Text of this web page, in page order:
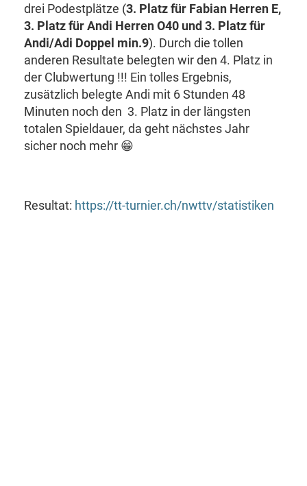
drei Podestplätze (3. Platz für Fabian Herren E,
3. Platz für Andi Herren O40 und 3. Platz für
Andi/Adi Doppel min.9). Durch die tollen
anderen Resultate belegten wir den 4. Platz in
der Clubwertung !!! Ein tolles Ergebnis,
zusätzlich belegte Andi mit 6 Stunden 48
Minuten noch den 3. Platz in der längsten
totalen Spieldauer, da geht nächstes Jahr
sicher noch mehr 😁
Resultat: https://tt-turnier.ch/nwttv/statistiken